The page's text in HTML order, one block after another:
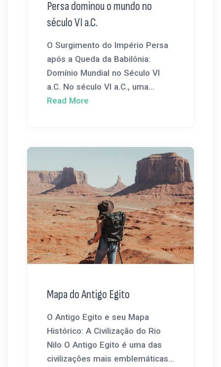
Persa dominou o mundo no
século VI a.C.
O Surgimento do Império Persa
após a Queda da Babilônia:
Domínio Mundial no Século VI
a.C. No século VI a.C., uma...
Read More
Mapa do Antigo Egito
O Antigo Egito e seu Mapa
Histórico: A Civilização do Rio
Nilo O Antigo Egito é uma das
civilizações mais emblemáticas...